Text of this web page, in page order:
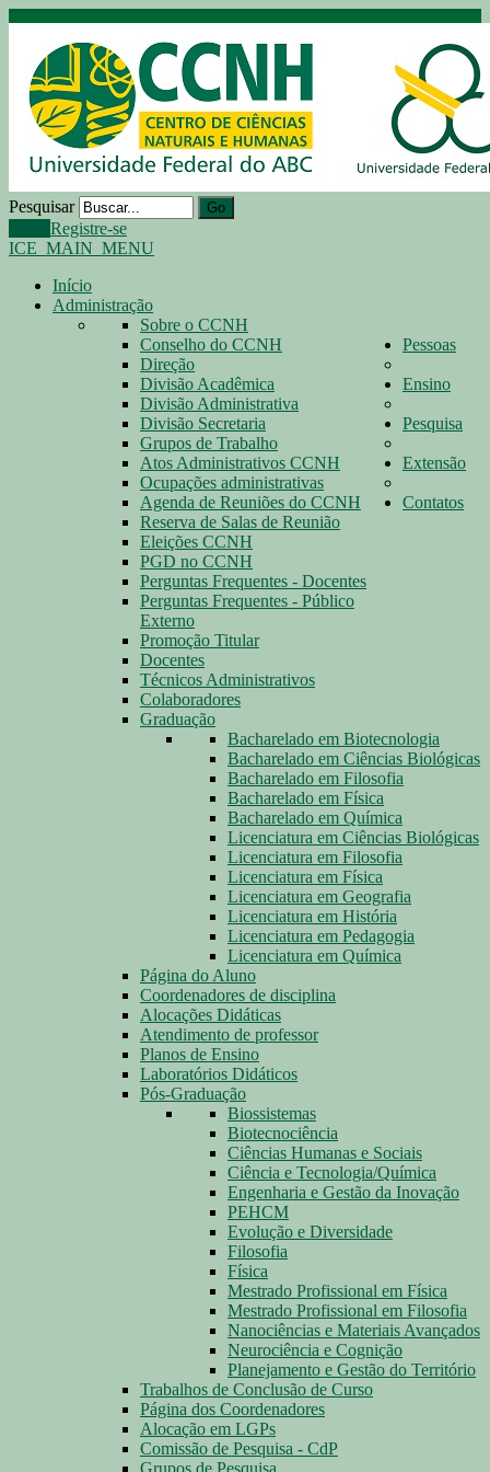
Pesquisar Go
Registre-se
ICE_MAIN_MENU
Início
Administração
Sobre o CCNH
Conselho do CCNH
Direção
Divisão Acadêmica
Divisão Administrativa
Divisão Secretaria
Grupos de Trabalho
Atos Administrativos CCNH
Ocupações administrativas
Agenda de Reuniões do CCNH
Reserva de Salas de Reunião
Eleições CCNH
PGD no CCNH
Perguntas Frequentes - Docentes
Perguntas Frequentes - Público
Externo
Promoção Titular
Pessoas
Docentes
Técnicos Administrativos
Colaboradores
Ensino
Graduação
Bacharelado em Biotecnologia
Bacharelado em Ciências Biológicas
Bacharelado em Filosofia
Bacharelado em Física
Bacharelado em Química
Licenciatura em Ciências Biológicas
Licenciatura em Filosofia
Licenciatura em Física
Licenciatura em Geografia
Licenciatura em História
Licenciatura em Pedagogia
Licenciatura em Química
Página do Aluno
Coordenadores de disciplina
Alocações Didáticas
Atendimento de professor
Planos de Ensino
Laboratórios Didáticos
Pós-Graduação
Biossistemas
Biotecnociência
Ciências Humanas e Sociais
Ciência e Tecnologia/Química
Engenharia e Gestão da Inovação
PEHCM
Evolução e Diversidade
Filosofia
Física
Mestrado Profissional em Física
Mestrado Profissional em Filosofia
Nanociências e Materiais Avançados
Neurociência e Cognição
Planejamento e Gestão do Território
Trabalhos de Conclusão de Curso
Página dos Coordenadores
Pesquisa
Alocação em LGPs
Comissão de Pesquisa - CdP
Grupos de Pesquisa
Extensão
Contatos